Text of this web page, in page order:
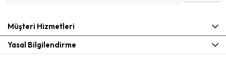
Müşteri Hizmetleri
Yasal Bilgilendirme